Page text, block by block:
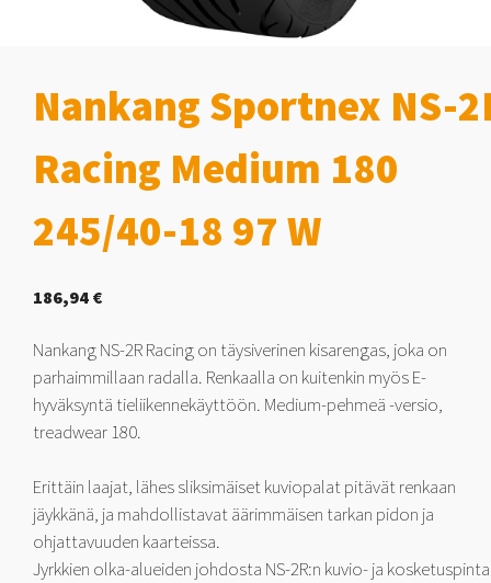
Nankang Sportnex NS-
Racing Medium 180
245/40-18 97 W
186,94 €
Nankang NS-2R Racing on täysiverinen kisarengas, joka on
parhaimmillaan radalla. Renkaalla on kuitenkin myös E-
hyväksyntä tieliikennekäyttöön. Medium-pehmeä -versio,
treadwear 180.
Erittäin laajat, lähes sliksimäiset kuviopalat pitävät renkaan
jäykkänä, ja mahdollistavat äärimmäisen tarkan pidon ja
ohjattavuuden kaarteissa.
Jyrkkien olka-alueiden johdosta NS-2R:n kuvio- ja kosketuspinta